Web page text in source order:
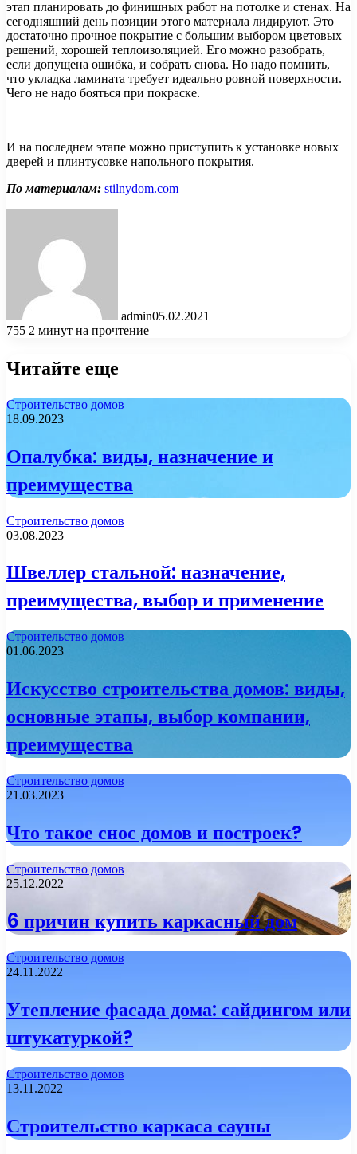
этап планировать до финишных работ на потолке и стенах. На
сегодняшний день позиции этого материала лидируют. Это
достаточно прочное покрытие с большим выбором цветовых
решений, хорошей теплоизоляцией. Его можно разобрать,
если допущена ошибка, и собрать снова. Но надо помнить,
что укладка ламината требует идеально ровной поверхности.
Чего не надо бояться при покраске.
И на последнем этапе можно приступить к установке новых
дверей и плинтусовке напольного покрытия.
По материалам: stilnydom.com
admin05.02.2021
755 2 минут на прочтение
Читайте еще
Строительство домов
18.09.2023
Опалубка: виды, назначение и
преимущества
Строительство домов
03.08.2023
Швеллер стальной: назначение,
преимущества, выбор и применение
Строительство домов
01.06.2023
Искусство строительства домов: виды,
основные этапы, выбор компании,
преимущества
Строительство домов
21.03.2023
Что такое снос домов и построек?
Строительство домов
25.12.2022
6 причин купить каркасный дом
Строительство домов
24.11.2022
Утепление фасада дома: сайдингом или
штукатуркой?
Строительство домов
13.11.2022
Строительство каркаса сауны